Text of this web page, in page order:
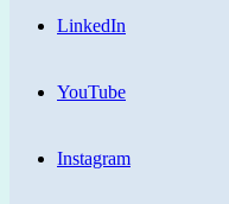
LinkedIn
YouTube
Instagram